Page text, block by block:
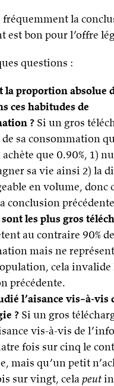
la
est bon pour l’offre
questions :
la proportion absolue
ces habitudes de
? Si un gros
de sa consommation
que 0.90%, 1)
sa vie ainsi 2) la
en volume, donc
conclusion
les plus gros
au contraire 90%
mais ne
cela invalide
précédente.
l’aisance vis–à-vis
? Si un gros
vis-à-vis de
fois sur cinq le
mais qu’un petit
sur vingt, celapeut